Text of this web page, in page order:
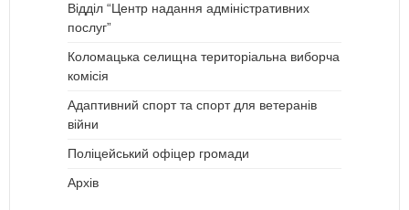
Відділ “Центр надання адміністративних
послуг”
Коломацька селищна територіальна виборча
комісія
Адаптивний спорт та спорт для ветеранів
війни
Поліцейський офіцер громади
Архів